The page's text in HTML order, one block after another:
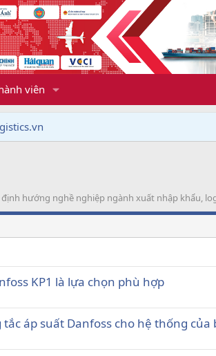
viên
hướng nghề nghiệp ngành xuất nhập khẩu,
KP1 là lựa chọn phù hợp
áp suất Danfoss cho hệ thống của